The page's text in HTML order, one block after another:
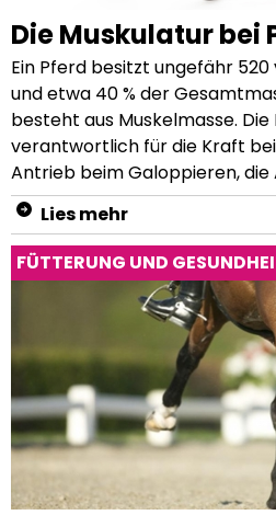
Die Muskulatur bei
Ein Pferd besitzt ungefähr 520 verschiedene Muskeln und etwa 40 % der Gesamtmasse des Pferdes besteht aus Muskelmasse. Die Muskulatur ist verantwortlich für die Kraft beim Springen, den Antrieb beim Galoppieren, die Ausdauer auf langen Strecken und für die Feinmotorik während der Dressur. Die Hauptaufgabe der Muskeln ist also ganz einfach: Bewegung. Die Muskeln werden in 3 verschiedene Muskeltypen eingeteilt: Glatte Muskeln sind die Muskeln, die nicht aktiv kontrolliert werden können. Sie sind für die inneren Organe zuständig und sorgen unter anderem für die Bewegung im Verdauungstrakt. Herzmuskel, welcher den größten Teil der Wand des Herzens bildet. Der Herzmuskel ist der wichtigste Muskel im Körper von Säugetieren und ist der Motor des Kreislaufes. Man kann ihn aber, ebenso wie die glatten Muskeln, nicht kontrollieren. Skelettmuskeln sind für die willkürlichen und aktiven Körperbewegungen zuständig. Dazu gehören z.B. die Bein- und die Halsmuskulatur. Sie werden auch als „aktiver Bewegungsapparat“ bezeichnet. Durch die Kontraktion, also das Zusammenziehen der Skelettmuskeln entsteht eine Bewegung. Sie dienen dazu, den Pferdekörper zu stabilisieren, die Körperteile zu bewegen und zusätzlich auch, um den Körper zu wärmen. Dieser Muskeltyp sollte aktiv und regelmäßig bewegt, bzw. trainiert werden. Der Aufbau eines Skelettmuskels: Alle Skelettmuskeln haben einen Ursprung, welcher der Körpermitte zugewandt ist, einen Bauch, der sehr elastisch und gut durchblutet ist, und einen Ansatz, welcher der Körpermitte abgewandt ist. Aus dem Ursprung und dem Ansatz gehen die Sehnen hervor, welche die Übertragung der Muskelbewegung auf die Knochen ermöglichen. Über die Muskeln werden die Sehnen mit Blut versorgt. Mithilfe spezieller Sehnenfasern sind die Sehnen fest am Skelett verankert. Sehnen sind wenig elastisch und dehnbar, können aber große Zugwiderstände aushalten. Die Übergänge der Sehne zum Skelett und zum Muskel sind recht empfindlich. Diese Schwachstelle ist daher bei einer Überanstrengung der Muskulatur besonders verletzungsanfällig. Ein Muskel besteht zu 75% aus Wasser und zu 25% aus Eiweißen, Fetten und Kohlenhydraten. Im Detail ist ein Muskelstrang aus verschiedenen Schichten mit einzelnen Bausteinen zusammengesetzt. Somit besteht jeder Muskel aus 10 bis 40 Faserbündeln, die sich aus unzählig vielen Muskelfasern zusammensetzen. In den Muskelfasern befindet sich wiederrum eine große Anzahl an Fibrillen. Diese sind dann die kleinsten Bausteine der Muskulatur und bestehen zum größten Teil aus den beiden „Motorproteinen“ Myosin und Aktin. Zusammen bilden Myosin und Aktin die kontraktile Einheit des Muskels, wobei Myosin der Auslöser für das Zusammenziehen der Muskeln ist. Es gibt 2 verschiedene Typen von Muskelfasern: Genetisch bedingt unterscheidet sich der Muskelaufbau bei Pferden. Hierdurch ergibt sich ihre besondere Eignung für bestimmte Disziplinen. Typ I: Rote oder Slow-Fasern Die Muskelfasern des Typs I sind Muskeln, die sich langsam zusammenziehen und bei gleichbleibender Belastung und ausreichender Sauerstoffversorgung über einen langen Zeitraum konstant und ohne Leistungsverlust aktiv sein können. Darum nennt man diese Fasern auch „Ausdauer-Fasern“. Sie sind für das Ausdauertraining besonders wichtig, so dass dieser Muskeltyp z.B. bei Distanzpferden stark ausgeprägt ist. Typ II: Weiße oder Fast-Fasern Die Fasern des Typs II verbrauchen viel Energie und werden in 2 Untergruppen unterteilt. Die Muskelfasern des Typs IIA sind besonders kraftvoll und besitzen einen hohen Anteil an dem roten Blutfarbstoff Myoglobin. Myoglobin kann viel Sauerstoff aufnehmen, was vor allem für kraftvolle Ausdauerleistungen relevant ist. Dieser Muskelfasertyp ist daher vermehrt bei Pferden zu finden, die über einen längeren Zeitraum maximale Leistung erbringen müssen, wie z.B. bei Vielseitigkeitspferden. Die Muskelfasern des Typs IIB kontrahieren besonders schnell. Sie kommen vor allem bei kurzen, explosionsartigen Anstrengungen zum Einsatz, wie es z.B. für das schnelle Sprinten auf kurzen Strecken im Rennpferdesport erforderlich ist. Je nach Rasse unterscheidet sich der Anteil der Muskelfasern in den Muskeln deines Pferdes. Auch das Training kann den prozentualen Anteil der Muskelfasertypen beeinflussen. Wenn du mit deinem Pferd Schnelligkeit und Kraft trainierst, erhöht sich der Anteil des Muskelfasertyps II. Ein langes und kontinuierliches Training wirkt sich hingegen auf den Anteil des Muskelfasertyps I in der Skelettmuskulatur aus. Die Muskeln werden in 3 verschiedene Tätigkeitsgruppen eingeteilt: Beuger, Strecker und Rotatoren. Bei jeder Bewegung müssen die Muskeln wie ein Team zusammenarbeiten, denn nur so sind fließende Bewegungsabläufe möglich. Hierbei wird jedem Muskel seine Rolle als Agonist oder Antagonist zugeteilt. Je nach Bewegungsrichtung werden diese Rollen verteilt und getauscht: Wenn dein Pferd sein Bein beugt, ist der Beuger der aktive Muskel (Agonist). Er wird dicker. Der Strecker ist dabei der passive Muskel (Antagonist) und muss sich entspannen, um die Bewegung nicht zu blockieren. Bei der Beinstreckung werden dann die Rollen getauscht: Der Strecker wird zum aktiven Muskel (Agonist) und der Beuger zum passivem Muskel (Antagonist). Die Muskelgruppe der Rotatoren wird auch als Muskel-Sehnen-Kappe bezeichnet und umgibt die Gelenke kappenförmig. Die Muskelpartie ist besonders dehnbar und umfasst bewegliche Gelenke, wie z.B. die Schultern. Für die Muskelkontraktion, bzw. für die Muskelentspannung ist eine ausreichende Zufuhr bestimmter Nährstoffe, wie Calcium und Magnesium,
Lies mehr
FÜTTERUNG UND